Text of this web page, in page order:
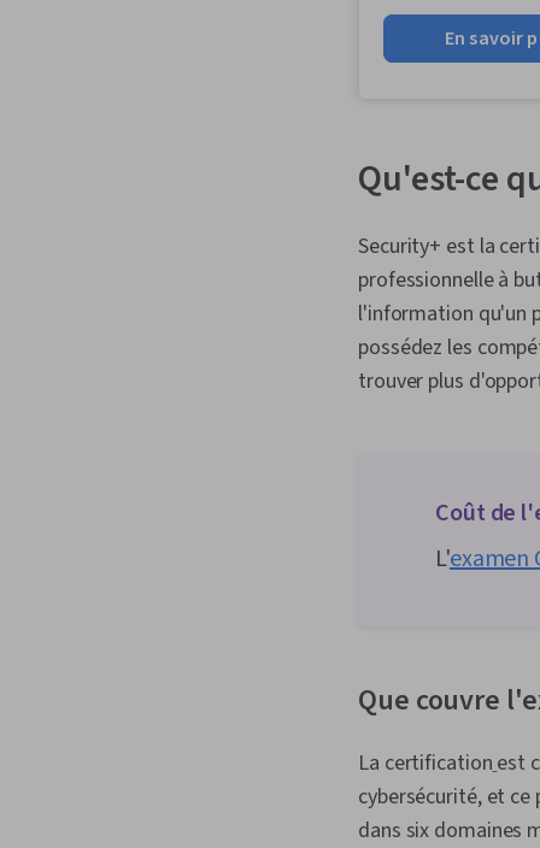
En savoir
Qu'est-ce
Security+ est la
professionnelle à
l'information qu'un
possédez les
trouver plus
Coût de
L'examen
Que couvre
La certificationest
cybersécurité, et
dans six domaines